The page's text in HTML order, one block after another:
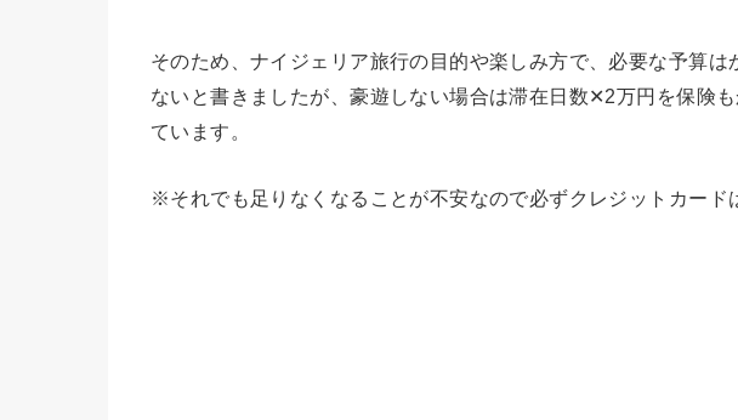
そのため、ナイジェリア旅行の目的や楽しみ方で、必要な予算
ないと書きましたが、豪遊しない場合は滞在日数✕2万円を保険
ています。
※それでも足りなくなることが不安なので必ずクレジットカード